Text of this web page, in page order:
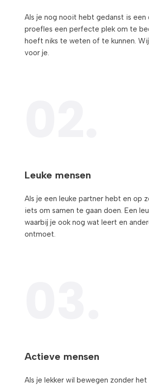
Als je nog nooit hebt gedanst is een
proefles een perfecte plek om te
hoeft niks te weten of te kunnen.
voor je.
Leuke mensen​
Als je een leuke partner hebt en op
iets om samen te gaan doen. Een
waarbij je ook nog wat leert en
ontmoet.
Actieve mensen​
Als je lekker wil bewegen zonder